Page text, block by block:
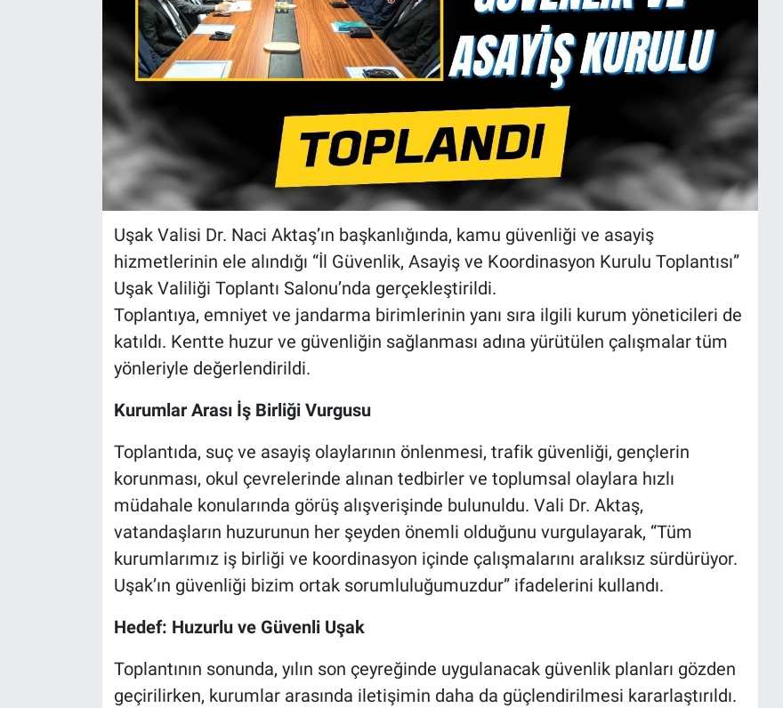
Uşak Valisi Dr. Naci Aktaş’ın başkanlığında, kamu güvenliği ve asayiş
hizmetlerinin ele alındığı “İl Güvenlik, Asayiş ve Koordinasyon Kurulu Toplantısı”
Uşak Valiliği Toplantı Salonu’nda gerçekleştirildi.
Toplantıya, emniyet ve jandarma birimlerinin yanı sıra ilgili kurum yöneticileri de
katıldı. Kentte huzur ve güvenliğin sağlanması adına yürütülen çalışmalar tüm
yönleriyle değerlendirildi.
Kurumlar Arası İş Birliği Vurgusu
Toplantıda, suç ve asayiş olaylarının önlenmesi, trafik güvenliği, gençlerin
korunması, okul çevrelerinde alınan tedbirler ve toplumsal olaylara hızlı
müdahale konularında görüş alışverişinde bulunuldu. Vali Dr. Aktaş,
vatandaşların huzurunun her şeyden önemli olduğunu vurgulayarak, “Tüm
kurumlarımız iş birliği ve koordinasyon içinde çalışmalarını aralıksız sürdürüyor.
Uşak’ın güvenliği bizim ortak sorumluluğumuzdur” ifadelerini kullandı.
Hedef: Huzurlu ve Güvenli Uşak
Toplantının sonunda, yılın son çeyreğinde uygulanacak güvenlik planları gözden
geçirilirken, kurumlar arasında iletişimin daha da güçlendirilmesi kararlaştırıldı.